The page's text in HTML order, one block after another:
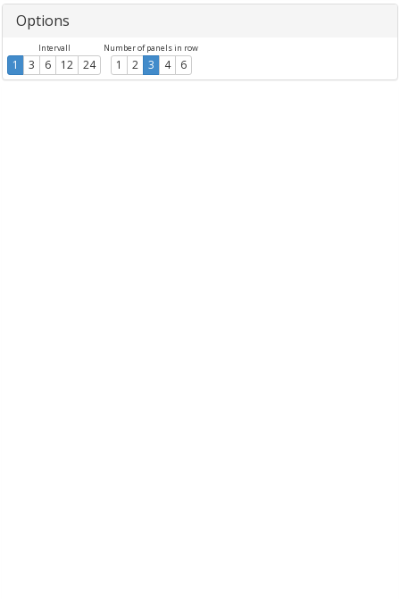
Options
Intervall
1 3 6 12 24
Number of panels in row
1 2 3 4 6